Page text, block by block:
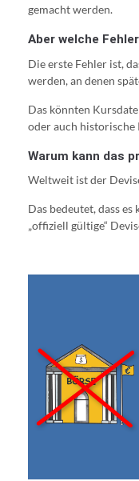
gemacht werden.
Aber welche
Die erste Fehler ist,
werden, an denen
Das könnten
oder auch historische
Warum kann das
Weltweit ist der
Das bedeutet, dass
„offiziell gültige“